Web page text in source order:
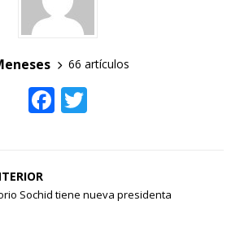
66 artículos
F
o
Sochid tiene nueva presidenta